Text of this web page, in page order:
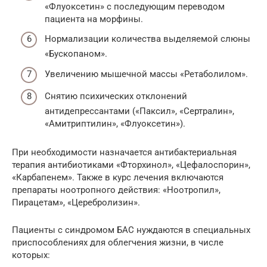
«Флуоксетин» с последующим переводом
пациента на морфины.
Нормализации количества выделяемой слюны
«Бускопаном».
Увеличению мышечной массы «Ретаболилом».
Снятию психических отклонений
антидепрессантами («Паксил», «Сертралин»,
«Амитриптилин», «Флуоксетин»).
При необходимости назначается антибактериальная
терапия антибиотиками «Фторхинол», «Цефалоспорин»,
«Карбапенем». Также в курс лечения включаются
препараты ноотропного действия: «Ноотропил»,
Пирацетам», «Церебролизин».
Пациенты с синдромом БАС нуждаются в специальных
приспособлениях для облегчения жизни, в числе
которых: